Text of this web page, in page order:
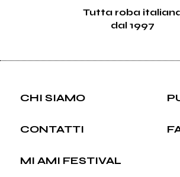
Tutta roba
dal 1997
CHI SIAMO
CONTATTI
MI AMI FESTIVAL